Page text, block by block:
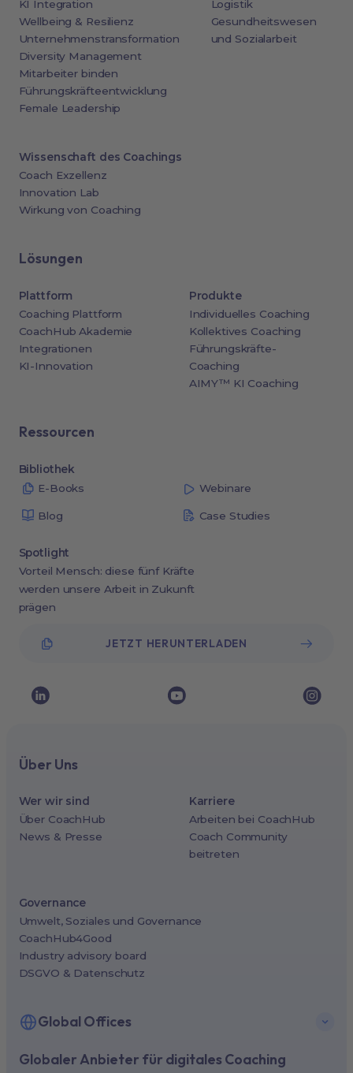
KI Integration
Wellbeing & Resilienz
Unternehmenstransformation
Diversity Management
Mitarbeiter binden
Führungskräfteentwicklung
Female Leadership
Logistik
Gesundheitswesen
und Sozialarbeit
Wissenschaft des Coachings
Coach Exzellenz
Innovation Lab
Wirkung von Coaching
Lösungen
Plattform
Coaching Plattform
CoachHub Akademie
Integrationen
KI-Innovation
Produkte
Individuelles Coaching
Kollektives Coaching
Führungskräfte-
Coaching
AIMY™ KI Coaching
Ressourcen
Bibliothek
E-Books
Webinare
Blog Case Studies
Spotlight
Vorteil Mensch: diese fünf Kräfte
werden unsere Arbeit in Zukunft
prägen
JETZT HERUNTERLADEN
Globaler Anbieter für digitales Coaching
Über Uns
Wer wir sind
Über CoachHub
News & Presse
Karriere
Arbeiten bei CoachHub
Coach Community
beitreten
Governance
Umwelt, Soziales und Governance
CoachHub4Good
Industry advisory board
DSGVO & Datenschutz
Global Offices
New York, USA (North America HQ)